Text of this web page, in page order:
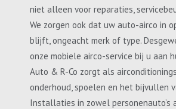
niet alleen voor reparaties,
We zorgen ook dat uw auto-airco in
blijft, ongeacht merk of type.
onze mobiele airco-service bij u aan
Auto & R-Co zorgt als
onderhoud, spoelen en het bijvullen
Installaties in zowel personenauto’s